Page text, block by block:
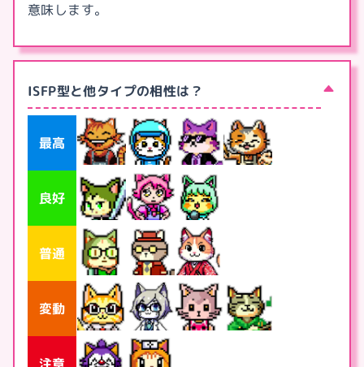
意味します。
ISFP型と他タイプの相性は？
最高
良好
普通
変動